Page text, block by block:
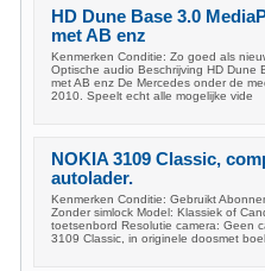
HD Dune Base 3.0
met AB enz
Kenmerken Conditie: Zo goed als
Optische audio Beschrijving HD Dune
met AB enz De Mercedes onder de
2010. Speelt echt alle mogelijke vide
NOKIA 3109 Classic,
autolader.
Kenmerken Conditie: Gebruikt
Zonder simlock Model: Klassiek of
toetsenbord Resolutie camera: Geen
3109 Classic, in originele doosmet